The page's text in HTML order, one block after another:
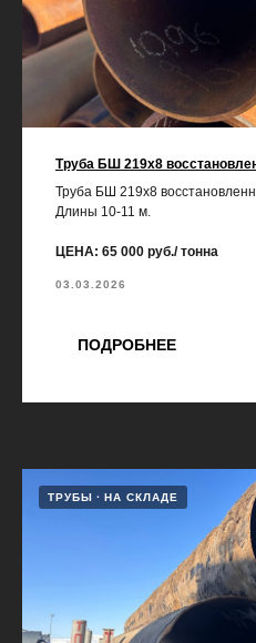
Труба БШ 219х8
Труба БШ 219х8
Длины 10-11 м.
ЦЕНА: 65 000 руб./ тонна
03.03.2026
ПОДРОБНЕЕ
ТРУБЫ НА СКЛАДЕ